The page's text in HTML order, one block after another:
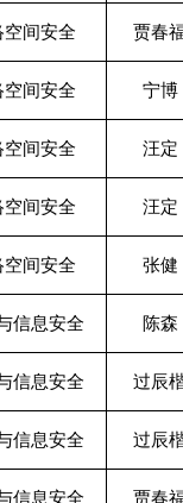
空间安全 贾春
空间安全 宁博
空间安全 汪定
空间安全 汪定
空间安全 张健
信息安全 陈森
信息安全 过辰
信息安全 过辰
信息安全 贾春